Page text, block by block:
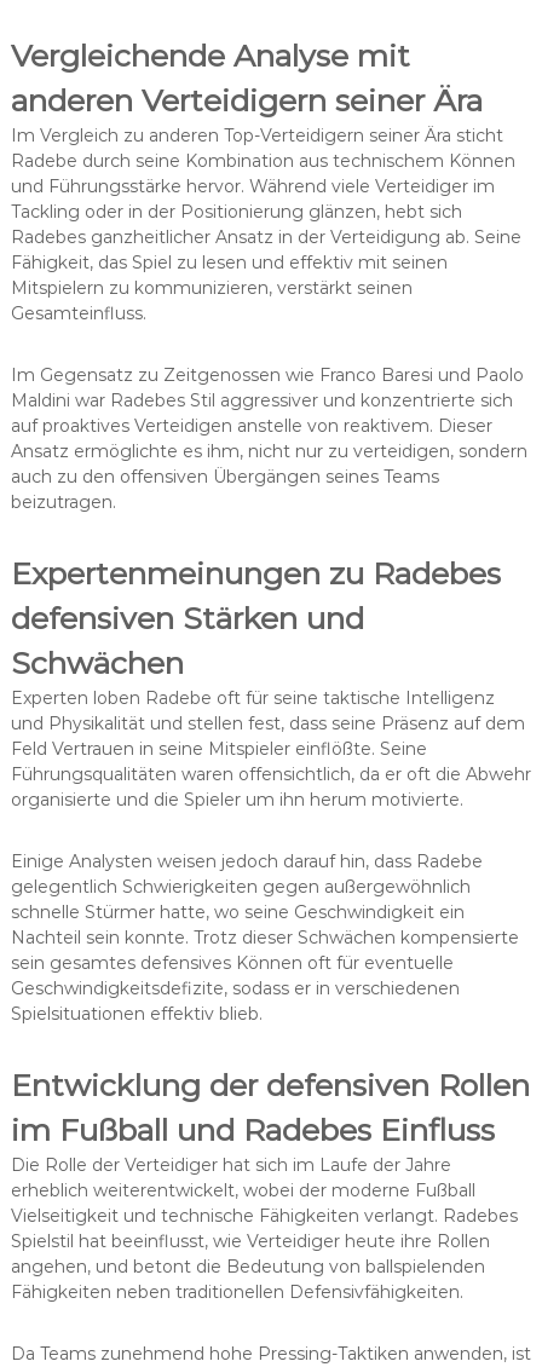
Vergleichende Analyse mit
anderen Verteidigern seiner Ära
Im Vergleich zu anderen Top-Verteidigern seiner Ära sticht
Radebe durch seine Kombination aus technischem Können
und Führungsstärke hervor. Während viele Verteidiger im
Tackling oder in der Positionierung glänzen, hebt sich
Radebes ganzheitlicher Ansatz in der Verteidigung ab. Seine
Fähigkeit, das Spiel zu lesen und effektiv mit seinen
Mitspielern zu kommunizieren, verstärkt seinen
Gesamteinfluss.
Im Gegensatz zu Zeitgenossen wie Franco Baresi und Paolo
Maldini war Radebes Stil aggressiver und konzentrierte sich
auf proaktives Verteidigen anstelle von reaktivem. Dieser
Ansatz ermöglichte es ihm, nicht nur zu verteidigen, sondern
auch zu den offensiven Übergängen seines Teams
beizutragen.
Expertenmeinungen zu Radebes
defensiven Stärken und
Schwächen
Experten loben Radebe oft für seine taktische Intelligenz
und Physikalität und stellen fest, dass seine Präsenz auf dem
Feld Vertrauen in seine Mitspieler einflößte. Seine
Führungsqualitäten waren offensichtlich, da er oft die Abwehr
organisierte und die Spieler um ihn herum motivierte.
Einige Analysten weisen jedoch darauf hin, dass Radebe
gelegentlich Schwierigkeiten gegen außergewöhnlich
schnelle Stürmer hatte, wo seine Geschwindigkeit ein
Nachteil sein konnte. Trotz dieser Schwächen kompensierte
sein gesamtes defensives Können oft für eventuelle
Geschwindigkeitsdefizite, sodass er in verschiedenen
Spielsituationen effektiv blieb.
Entwicklung der defensiven Rollen
im Fußball und Radebes Einfluss
Die Rolle der Verteidiger hat sich im Laufe der Jahre
erheblich weiterentwickelt, wobei der moderne Fußball
Vielseitigkeit und technische Fähigkeiten verlangt. Radebes
Spielstil hat beeinflusst, wie Verteidiger heute ihre Rollen
angehen, und betont die Bedeutung von ballspielenden
Fähigkeiten neben traditionellen Defensivfähigkeiten.
Da Teams zunehmend hohe Pressing-Taktiken anwenden, ist